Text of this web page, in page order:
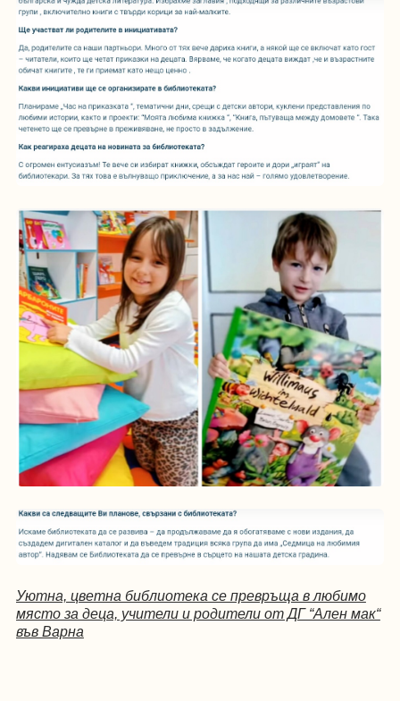
Уютна, цветна библиотека се превръща в любимо
място за деца, учители и родители от ДГ “Ален мак“
във Варна